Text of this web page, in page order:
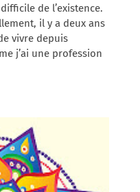
de l’existence.
il y a deux ans
vivre depuis
j’ai une profession